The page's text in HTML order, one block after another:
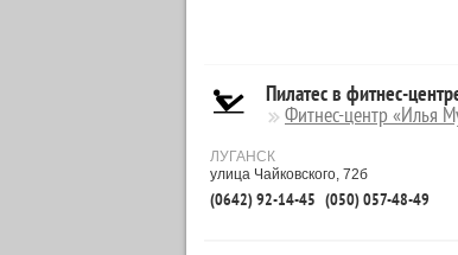
Пилатес в фитнес-
Фитнес-центр «Илья
ЛУГАНСК
улица Чайковского, 72б
(0642) 92-14-45 (050) 057-48-49